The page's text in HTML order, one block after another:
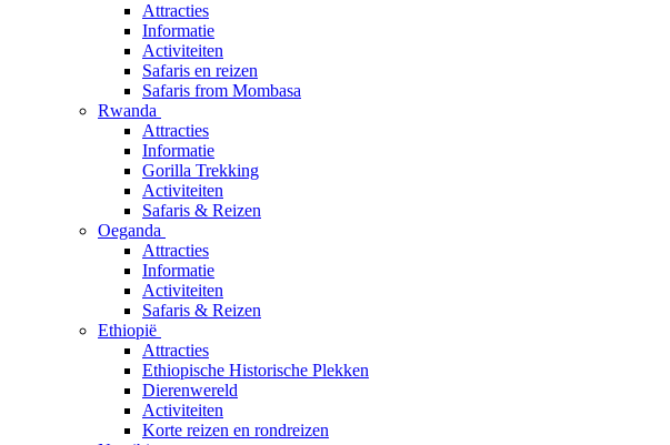
Attracties
Informatie
Activiteiten
Safaris en reizen
Safaris from Mombasa
Rwanda
Attracties
Informatie
Gorilla Trekking
Activiteiten
Safaris & Reizen
Oeganda
Attracties
Informatie
Activiteiten
Safaris & Reizen
Ethiopië
Attracties
Ethiopische Historische Plekken
Dierenwereld
Activiteiten
Korte reizen en rondreizen